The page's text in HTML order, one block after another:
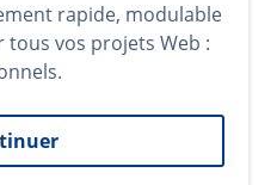
rapide, modulable
tous vos projets Web :